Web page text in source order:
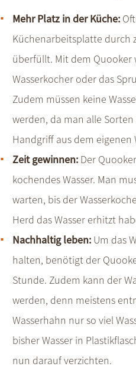
Mehr Platz in der Küche:
Küchenarbeitsplatte durch
überfüllt. Mit dem Quooker
Wasserkocher oder das
Zudem müssen keine
werden, da man alle
Handgriff aus dem eigenen
Zeit gewinnen: Der
kochendes Wasser. Man
warten, bis der
Herd das Wasser erhitzt
Nachhaltig leben: Um das
halten, benötigt der
Stunde. Zudem kann der
werden, denn meistens
Wasserhahn nur so viel
bisher Wasser in
nun darauf verzichten.